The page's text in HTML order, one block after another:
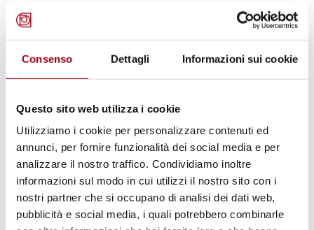
Consenso Dettagli Informazioni sui cookie
Questo sito web utilizza i cookie
Utilizziamo i cookie per personalizzare contenuti ed
annunci, per fornire funzionalità dei social media e per
analizzare il nostro traffico. Condividiamo inoltre
informazioni sul modo in cui utilizzi il nostro sito con i
nostri partner che si occupano di analisi dei dati web,
pubblicità e social media, i quali potrebbero combinarle
institutional orientations to be considered by
pluralism, to various inclusion strategies and
territorial enhancement, regarding public
the contribution given by places of worship.
The handbook is available in English, Italian,
French and Arabic at the link below.